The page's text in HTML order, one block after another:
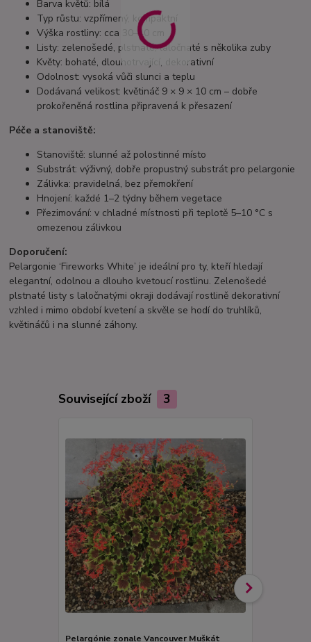
Barva květů: bílá
Typ růstu: vzpřímený, kompaktní
Výška rostliny: cca 30–40 cm
Listy: zelenošedé, plstnaté, laločnaté s několika zuby
Květy: bohaté, dlouhotrvající, dekorativní
Odolnost: vysoká vůči slunci a teplu
Dodávaná velikost: květináč 9 × 9 × 10 cm – dobře
prokořeněná rostlina připravená k přesazení
Péče a stanoviště:
Stanoviště: slunné až polostinné místo
Substrát: výživný, dobře propustný substrát pro pelargonie
Zálivka: pravidelná, bez přemokření
Hnojení: každé 1–2 týdny během vegetace
Přezimování: v chladné místnosti při teplotě 5–10 °C s
omezenou zálivkou
Doporučení:
Pelargonie ‘Fireworks White’ je ideální pro ty, kteří hledají
elegantní, odolnou a dlouho kvetoucí rostlinu. Zelenošedé
plstnaté listy s laločnatými okraji dodávají rostlině dekorativní
vzhled i mimo období kvetení a skvěle se hodí do truhlíků,
květináčů i na slunné záhony.
Související zboží 3
Pelargónie zonale Vancouver Muškát